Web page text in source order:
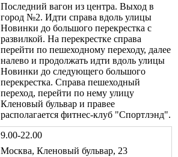
Последний вагон из центра. Выход в
город №2. Идти справа вдоль улицы
Новинки до большого перекрестка с
развилкой. На перекрестке справа
перейти по пешеходному переходу, далее
налево и продолжать идти вдоль улицы
Новинки до следующего большого
перекрестка. Справа пешеходный
переход, перейти по нему улицу
Кленовый бульвар и правее
располагается фитнес-клуб "Спортлэнд".
9.00-22.00
Москва, Кленовый бульвар, 23